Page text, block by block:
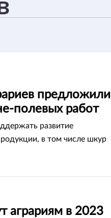
предложили
полевых работ
развитие
в том числе шкур
аграриям в 2023